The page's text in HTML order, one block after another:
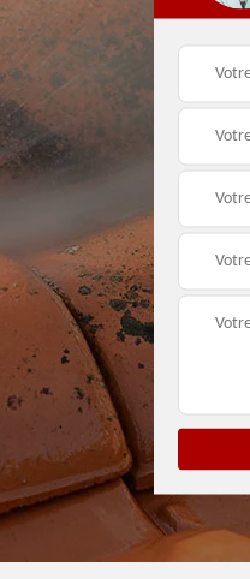
Peintre rénovation
boiserie, bois 33